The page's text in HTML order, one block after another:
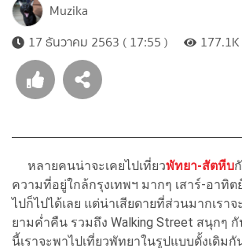
Muzika
17 ธันวาคม 2563 ( 17:55 )
177.1K
หลายคนน่าจะเคยไปเที่ยวพัทยา-สัตหีบ
ความที่อยู่ใกล้กรุงเทพฯ มากๆ เสาร์-อาทิต
ไปก็ไปได้เลย แต่น่าเสียดายที่ส่วนมากเรา
ยามค่ำคืน รวมถึง Walking Street สนุกๆ
นี้เราจะพาไปเที่ยวพัทยาในรูปแบบดั้งเดิม